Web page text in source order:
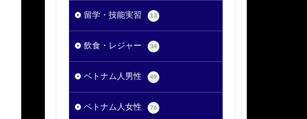
留学・技能実習 13
飲食・レジャー 34
ベトナム人男性 49
ベトナム人女性 76